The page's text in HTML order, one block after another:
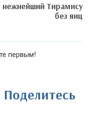
Тирамису
без яиц
первым!
Поделитесь